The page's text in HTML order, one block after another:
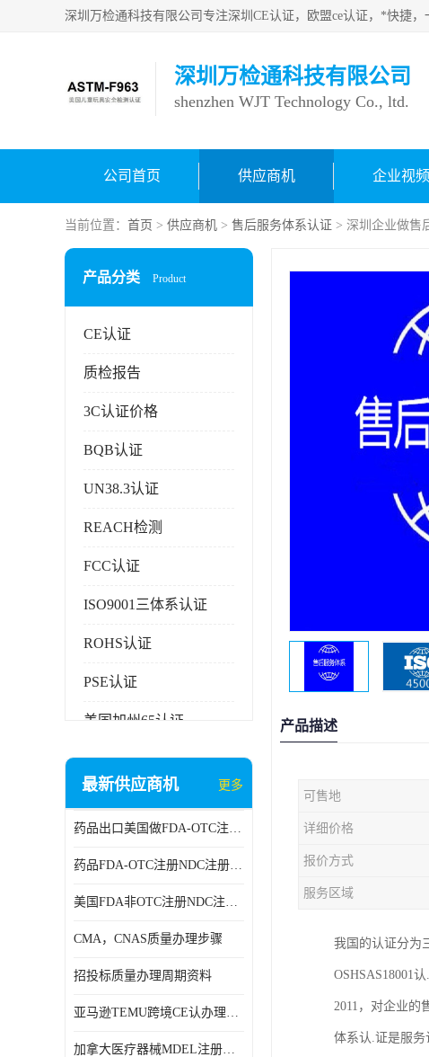
深圳万检通科技有限公司
shenzhen WJT Technology Co., ltd.
公司首页 供应商机 企业视频
当前位置： 首页 > 供应商机 > 售后服务体系认证 > 深圳企业做售
产品分类 Product
CE认证
质检报告
3C认证价格
BQB认证
UN38.3认证
REACH检测
FCC认证
ISO9001三体系认证
ROHS认证
PSE认证
美国加州65认证
AAA信用证书
RCM，C-TICK，SAA
商标专利办理
最新供应商机 更多
药品出口美国做FDA-OTC注册NDC注册周期时间
药品FDA-OTC注册NDC注册办理资料
美国FDA非OTC注册NDC注册办理流程
CMA，CNAS质量办理步骤
招投标质量办理周期资料
亚马逊TEMU跨境CE认办理流程周期
加拿大医疗器械MDEL注册办理资料周期
产品描述
可售地
详细价格
报价方式
服务区域
我国的认证分为
OSHSAS18001
2011，对企业的
体系认.证是服务